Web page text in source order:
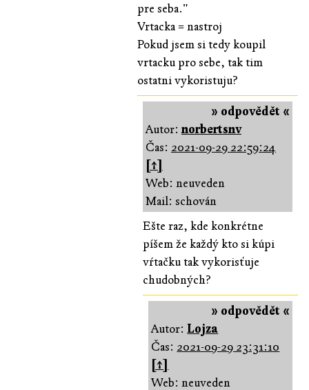
pre seba."
Vrtacka = nastroj
Pokud jsem si tedy koupil
vrtacku pro sebe, tak tim
ostatni vykoristuju?
» odpovědět «
Autor:norbertsnv
Čas: 2021-09-29 22:59:24
[↑]
Web: neuveden
Mail: schován
Ešte raz, kde konkrétne
píšem že každý kto si kúpi
vŕtačku tak vykorisťuje
chudobných?
» odpovědět «
Autor:Lojza
Čas: 2021-09-29 23:31:10
[↑]
Web: neuveden